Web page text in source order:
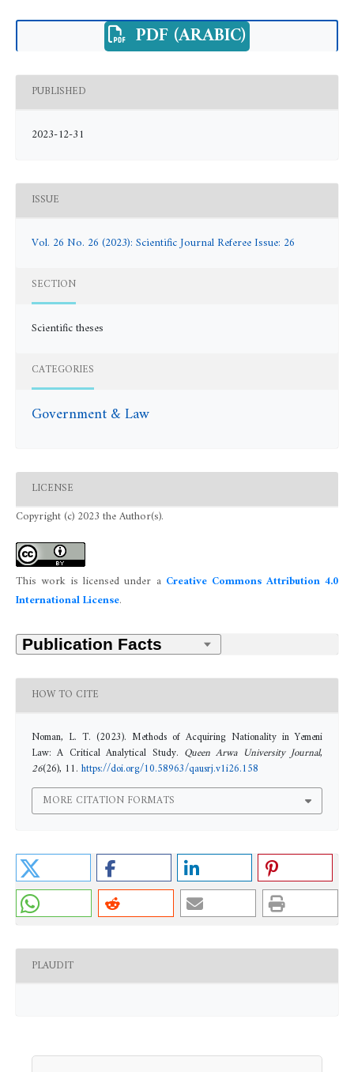
PDF (ARABIC)
PUBLISHED
2023-12-31
ISSUE
Vol. 26 No. 26 (2023): Scientific Journal Referee Issue: 26
SECTION
Scientific theses
CATEGORIES
Government & Law
LICENSE
Copyright (c) 2023 the Author(s).
This work is licensed under a Creative Commons Attribution 4.0
International License.
HOW TO CITE
Noman, L. T. (2023). Methods of Acquiring Nationality in Yemeni
Law: A Critical Analytical Study. Queen Arwa University Journal,
26(26), 11. https://doi.org/10.58963/qausrj.v1i26.158
MORE CITATION FORMATS
PLAUDIT